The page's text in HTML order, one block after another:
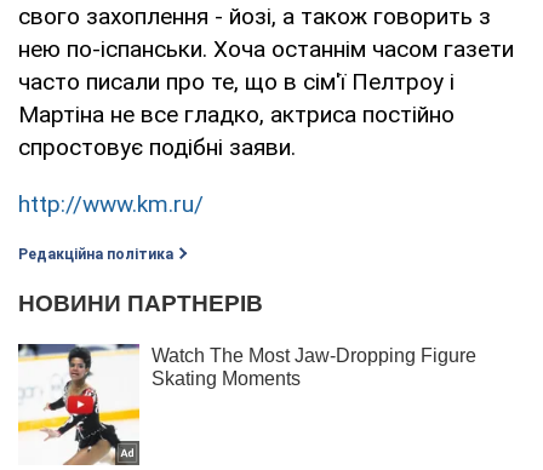
свого захоплення - йозі, а також говорить з
нею по-іспанськи. Хоча останнім часом газети
часто писали про те, що в сім'ї Пелтроу і
Мартіна не все гладко, актриса постійно
спростовує подібні заяви.
http://www.km.ru/
Редакційна політика